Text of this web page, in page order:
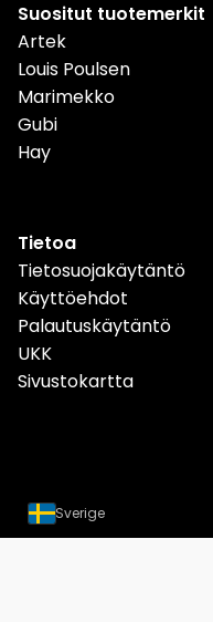
Suositut tuotemerkit
Artek
Louis Poulsen
Marimekko
Gubi
Hay
Tietoa
Tietosuojakäytäntö
Käyttöehdot
Palautuskäytäntö
UKK
Sivustokartta
Sverige